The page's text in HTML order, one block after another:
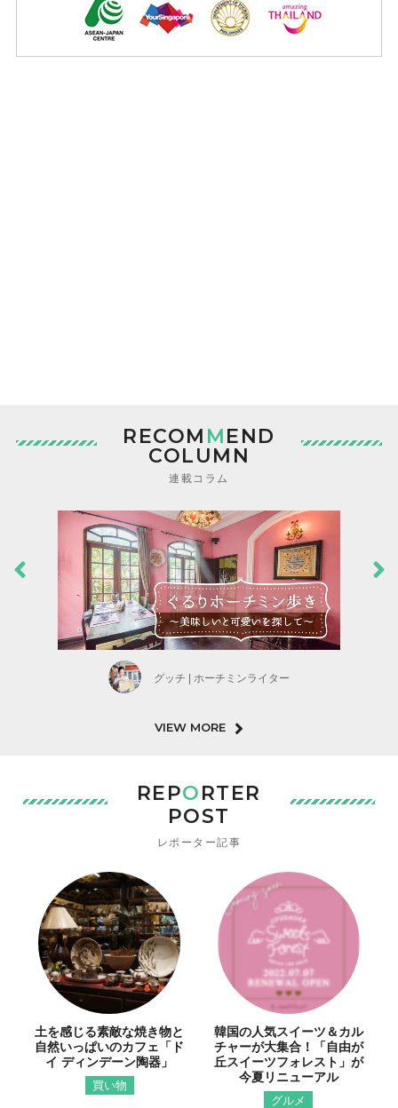
RECOM MEND
COLUMN
連載コラム
グッチ | ホーチミンライター
VIEW MORE
REPORTER
POST
レポーター記事
土を感じる素敵な焼き物と
自然いっぱいのカフェ「ド
イ ディンデーン陶器」
買い物
韓国の人気スイーツ＆カル
チャーが大集合！「自由が
丘スイーツフォレスト」が
今夏リニューアル
グルメ